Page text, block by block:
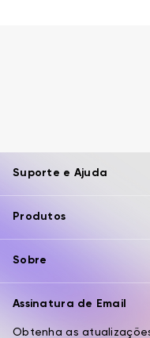
Suporte e Ajuda
Produtos
Sobre
Assinatura de Email
Obtenha as